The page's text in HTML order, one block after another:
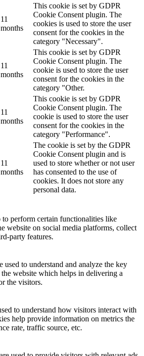
11
months
This cookie is set by GDPR
Cookie Consent plugin. The
cookies is used to store the user
consent for the cookies in the
category "Necessary".
11
months
This cookie is set by GDPR
Cookie Consent plugin. The
cookie is used to store the user
consent for the cookies in the
category "Other.
11
months
This cookie is set by GDPR
Cookie Consent plugin. The
cookie is used to store the user
consent for the cookies in the
category "Performance".
11
months
The cookie is set by the GDPR
Cookie Consent plugin and is
used to store whether or not user
has consented to the use of
cookies. It does not store any
personal data.
perform certain functionalities like
website on social media platforms, collect
party features.
used to understand and analyze the key
website which helps in delivering a
the visitors.
to understand how visitors interact with
help provide information on metrics the
rate, traffic source, etc.